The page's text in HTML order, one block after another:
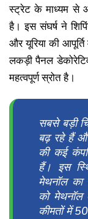
स्ट्रेट के माध्यम से
है। इस संघर्ष ने
और यूरिया की
लकड़ी पैनल
महत्वपूर्ण स्रोत है।
सबसे बड़ी
बढ़ रहे हैं
की कई
हैं। इस
मेथनॉल का
को मेथनॉल
कीमतों में